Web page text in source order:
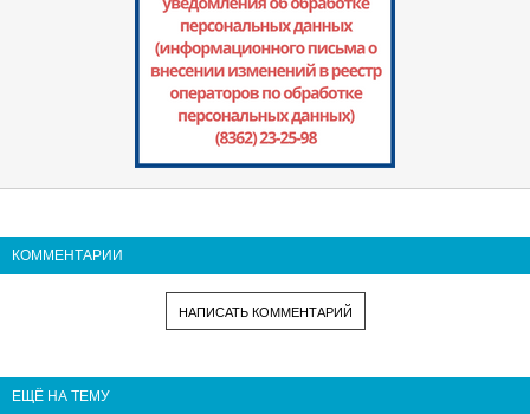
КОММЕНТАРИИ
НАПИСАТЬ КОММЕНТАРИЙ
ЕЩЁ НА ТЕМУ